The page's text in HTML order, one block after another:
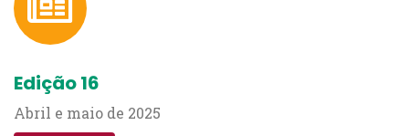
Edição 16
Abril e maio de 2025